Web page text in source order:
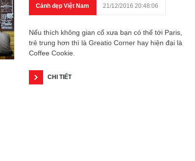
Cảnh đẹp Việt Nam 21/12/2016 20:48:06
Nếu thích không gian cổ xưa bạn có thể tới Paris,
trẻ trung hơn thì là Greatio Corner hay hiện đại là
Coffee Cookie.
CHI TIẾT